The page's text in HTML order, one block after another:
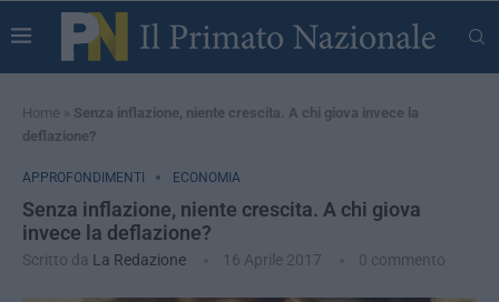
Home » Senza inflazione, niente crescita. A chi giova invece la
deflazione?
APPROFONDIMENTI ECONOMIA
Senza inflazione, niente crescita. A chi giova
invece la deflazione?
Scritto da La Redazione 16 Aprile 2017 0 commento